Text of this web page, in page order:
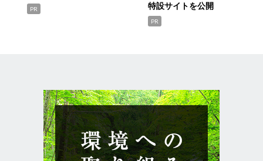
PR
特設サイトを公開
PR